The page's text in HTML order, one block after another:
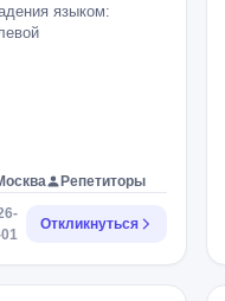
языком:
Репетиторы
Откликнуться